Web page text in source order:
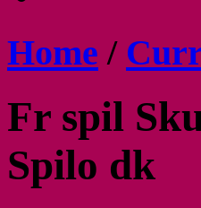
Home /
Fr spil
Spilo dk